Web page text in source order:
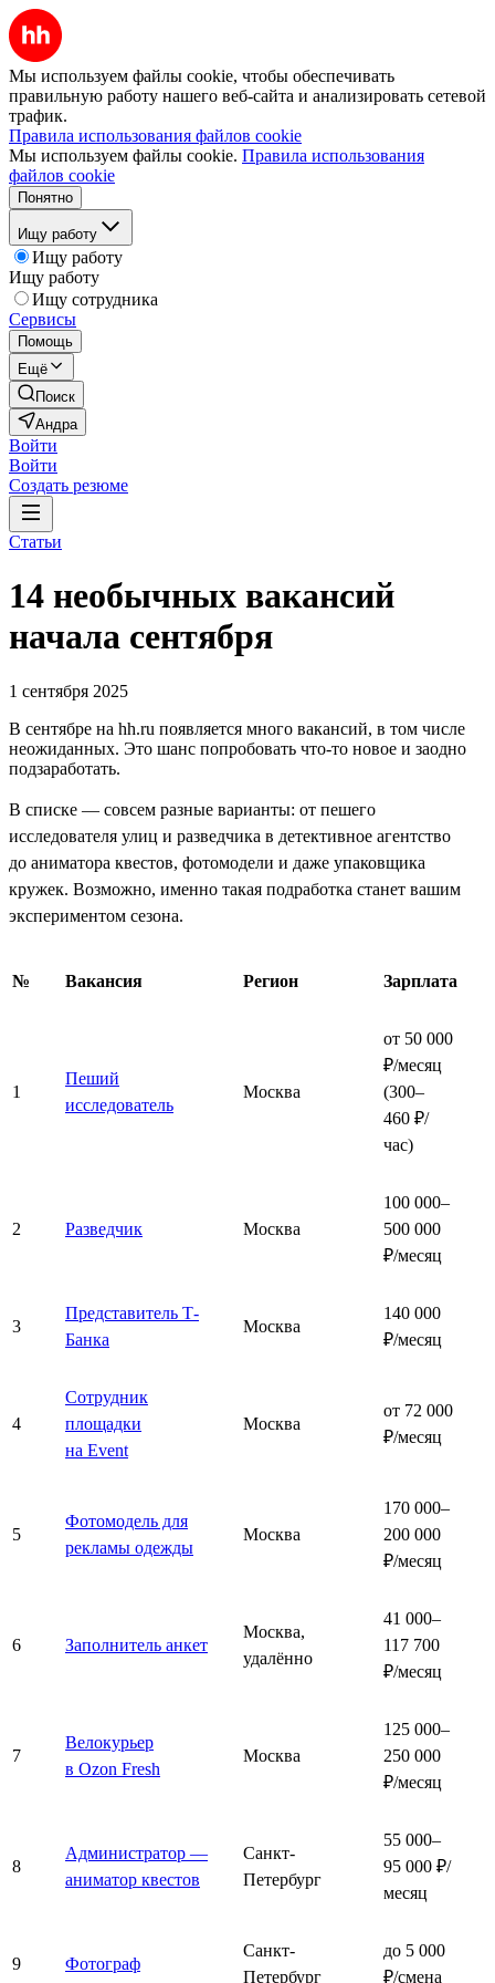
Мы используем файлы cookie, чтобы обеспечивать
правильную работу нашего веб-сайта и анализировать сетевой
трафик.
Правила использования файлов cookie
Мы используем файлы cookie. Правила использования
файлов cookie
Понятно
Ищу работу
Ищу работу
Ищу работу
Ищу сотрудника
Сервисы
Помощь
Ещё
Поиск
Андра
Войти
Войти
Создать резюме
Статьи
14 необычных вакансий
начала сентября
1 сентября 2025
В сентябре на hh.ru появляется много вакансий, в том числе
неожиданных. Это шанс попробовать что-то новое и заодно
подзаработать.
В списке — совсем разные варианты: от пешего
исследователя улиц и разведчика в детективное агентство
до аниматора квестов, фотомодели и даже упаковщика
кружек. Возможно, именно такая подработка станет вашим
экспериментом сезона.
№ Вакансия Регион Зарплата
1
Пеший
исследователь
Москва
от 50 000
₽/месяц
(300–
460 ₽/
час)
2 Разведчик Москва
100 000–
500 000
₽/месяц
3
Представитель Т-
Банка
Москва
140 000
₽/месяц
4
Сотрудник
площадки
на Event
Москва
от 72 000
₽/месяц
5
Фотомодель для
рекламы одежды
Москва
170 000–
200 000
₽/месяц
6 Заполнитель анкет
Москва,
удалённо
41 000–
117 700
₽/месяц
7
Велокурьер
в Ozon Fresh
Москва
125 000–
250 000
₽/месяц
8
Администратор —
аниматор квестов
Санкт-
Петербург
55 000–
95 000 ₽/
месяц
9 Фотограф
Санкт-
Петербург
до 5 000
₽/смена